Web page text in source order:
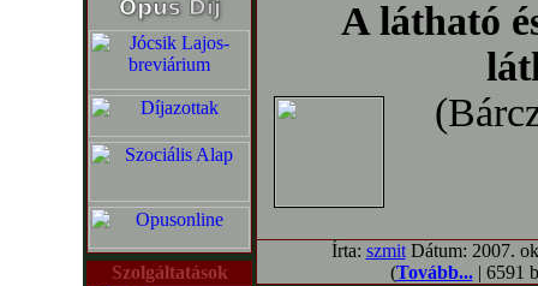
Szolgáltatások
A látható
Írta: szmitDátum: 2007.
(Tovább...| 6591